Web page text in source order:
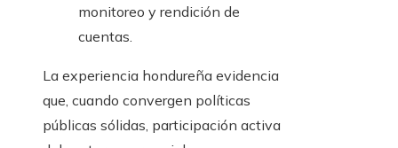
monitoreo y rendición de
cuentas.
La experiencia hondureña evidencia
que, cuando convergen políticas
públicas sólidas, participación activa